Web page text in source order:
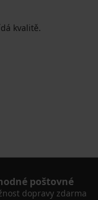
kvalitě.
poštovné
dopravy zdarma